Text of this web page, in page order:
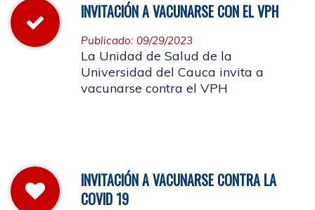
INVITACIÓN A VACUNARSE CON EL VPH
Publicado: 09/29/2023
La Unidad de Salud de la
Universidad del Cauca invita a
vacunarse contra el VPH
INVITACIÓN A VACUNARSE CONTRA LA
COVID 19